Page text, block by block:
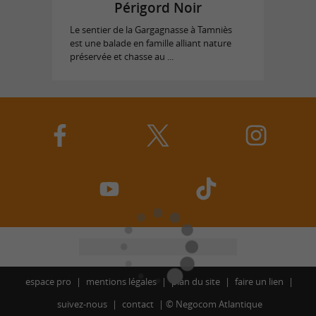
Périgord Noir
Le sentier de la Gargagnasse à Tamniès
est une balade en famille alliant nature
préservée et chasse au ...
espace pro mentions légales plan du site
faire un lien
suivez-nous
contact © Negocom Atlantique